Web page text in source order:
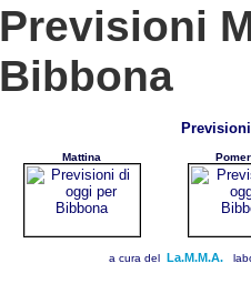
Previsioni
Bibbona
Mattina
a cura del La.M.M.A.